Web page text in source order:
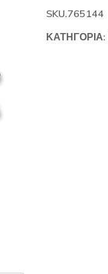
SKU.765144
ΚΑΤΗΓΟΡΊΑ: